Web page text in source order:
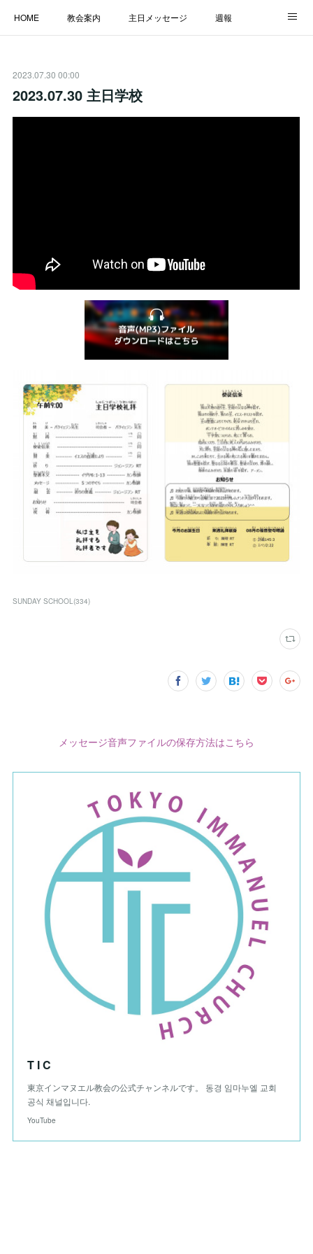
HOME 教会案内 主日メッセージ 週報
2023.07.30 00:00
2023.07.30 主日学校
SUNDAY SCHOOL(334)
メッセージ音声ファイルの保存方法はこちら
T I C
東京インマヌエル教会の公式チャンネルです。 동경 임마누엘 교회
공식 채널입니다.
YouTube